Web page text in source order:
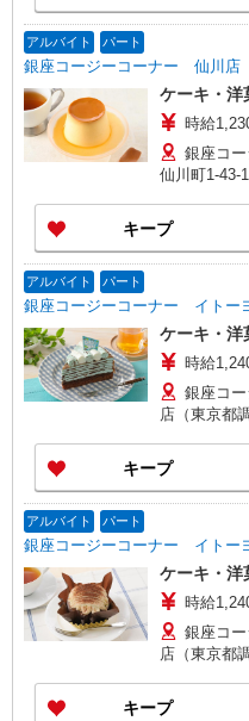
アルバイト パート
銀座コージーコーナー 仙川店
ケーキ・洋
時給
銀座コ
仙川町1-43-1 京
キープ
アルバイト パート
銀座コージーコーナー イトー
ケーキ・洋
時給
銀座コ
店（東京都
キープ
アルバイト パート
銀座コージーコーナー イトー
ケーキ・洋
時給
銀座コ
店（東京都
キープ